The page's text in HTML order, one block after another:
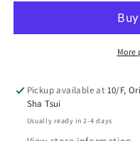
More
Pickup available at 10/F,
Sha Tsui
Usually ready in 2-4 days